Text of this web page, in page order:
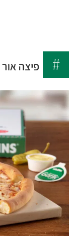
פיצה אור